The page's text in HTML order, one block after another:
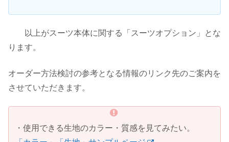
以上がスーツ本体に関する「スーツオプション」とな
ります。
オーダー方法検討の参考となる情報のリンク先のご案内を
させていただきます。
・使用できる生地のカラー・質感を見てみたい。